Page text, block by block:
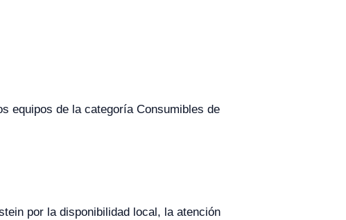
equipos de la categoría Consumibles de
por la disponibilidad local, la atención